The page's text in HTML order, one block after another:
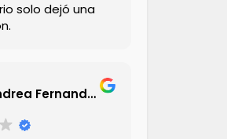
solo dejó una
Andrea Fernandez